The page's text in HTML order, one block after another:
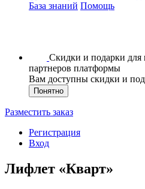
База знаний Помощь
Скидки и подарки для
партнеров платформы
Вам доступны скидки и
Понятно
Разместить заказ
Регистрация
Вход
Лифлет «Кварт»